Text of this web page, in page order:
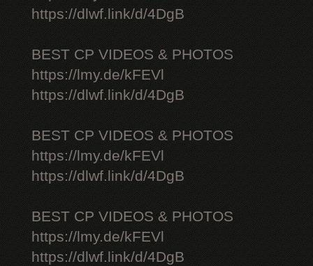
https://dlwf.link/d/4DgB
BEST CP VIDEOS & PHOTOS
https://lmy.de/kFEVl
https://dlwf.link/d/4DgB
BEST CP VIDEOS & PHOTOS
https://lmy.de/kFEVl
https://dlwf.link/d/4DgB
BEST CP VIDEOS & PHOTOS
https://lmy.de/kFEVl
https://dlwf.link/d/4DgB